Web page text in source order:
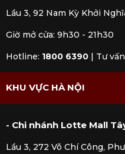
Lầu 3, 92 Nam Kỳ Khởi
Giờ mở cửa: 9h30 - 21h30
Hotline: 1800 6390 | Tư
KHU VỰC HÀ NỘI
- Chi nhánh Lotte Mall
Lầu 3, 272 Võ Chí Công,